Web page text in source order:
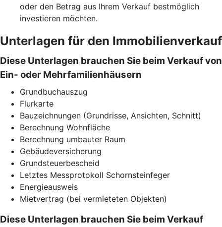
oder den Betrag aus Ihrem Verkauf bestmöglich
investieren möchten.
Unterlagen für den Immobilienverkauf
Diese Unterlagen brauchen Sie beim Verkauf von
Ein- oder Mehrfamilienhäusern
Grundbuchauszug
Flurkarte
Bauzeichnungen (Grundrisse, Ansichten, Schnitt)
Berechnung Wohnfläche
Berechnung umbauter Raum
Gebäudeversicherung
Grundsteuerbescheid
Letztes Messprotokoll Schornsteinfeger
Energieausweis
Mietvertrag (bei vermieteten Objekten)
Diese Unterlagen brauchen Sie beim Verkauf